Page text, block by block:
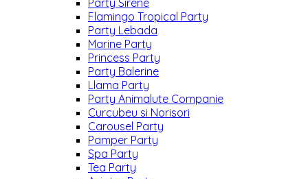
Party Sirene
Flamingo Tropical Party
Party Lebada
Marine Party
Princess Party
Party Balerine
Llama Party
Party Animalute Companie
Curcubeu si Norisori
Carousel Party
Pamper Party
Spa Party
Tea Party